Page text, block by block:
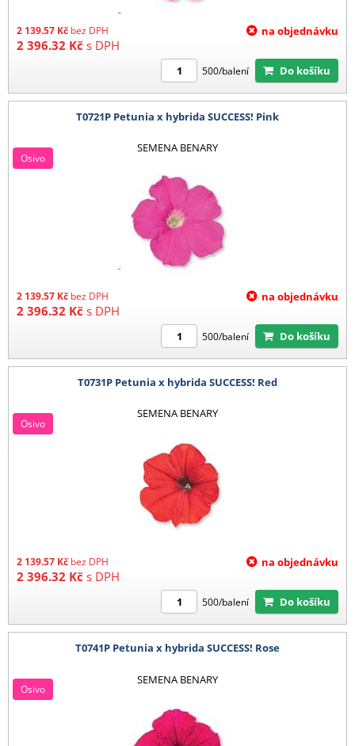
2 139.57 Kč bez DPH
2 396.32 Kč s DPH
na objednávku
500/balení Do košíku
T0721P Petunia x hybrida SUCCESS! Pink
SEMENA BENARY
2 139.57 Kč bez DPH
2 396.32 Kč s DPH
Osivo
na objednávku
500/balení Do košíku
T0731P Petunia x hybrida SUCCESS! Red
SEMENA BENARY
2 139.57 Kč bez DPH
2 396.32 Kč s DPH
Osivo
na objednávku
500/balení Do košíku
T0741P Petunia x hybrida SUCCESS! Rose
SEMENA BENARY
Osivo